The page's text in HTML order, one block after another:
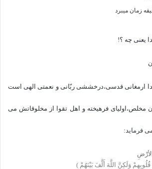
یعنی چه ؟!
ارمغانی قدسی،درخششی ربّانی و نعمتی الهی است
مخلص،اولیای فرهیخته و اهل تقوا از مخلوقاتش می
فرماید:
وَلَكِنَّ اللَّهَ أَلَّفَ بَيْنَهُمْ )